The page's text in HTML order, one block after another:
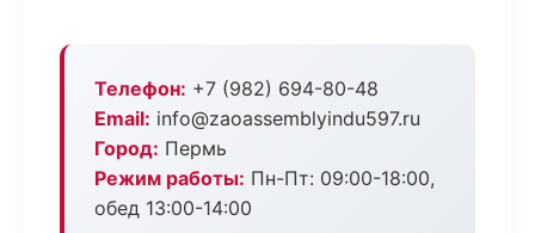
Телефон: +7 (982) 694-80-48
Email: info@zaoassemblyindu597.ru
Город: Пермь
Режим работы: Пн-Пт: 09:00-18:00,
обед 13:00-14:00